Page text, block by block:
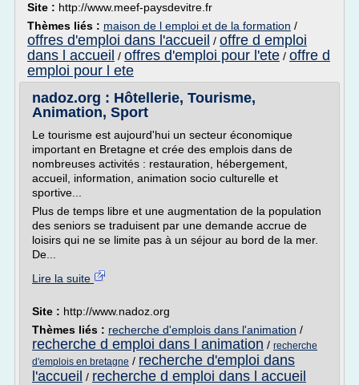
Site : http://www.meef-paysdevitre.fr
Thèmes liés : maison de l emploi et de la formation /
offres d'emploi dans l'accueil / offre d emploi
dans l accueil / offres d'emploi pour l'ete / offre d
emploi pour l ete
nadoz.org : Hôtellerie, Tourisme,
Animation, Sport
Le tourisme est aujourd'hui un secteur économique
important en Bretagne et crée des emplois dans de
nombreuses activités : restauration, hébergement,
accueil, information, animation socio culturelle et
sportive...
Plus de temps libre et une augmentation de la population
des seniors se traduisent par une demande accrue de
loisirs qui ne se limite pas à un séjour au bord de la mer.
De...
Lire la suite
Site : http://www.nadoz.org
Thèmes liés : recherche d'emplois dans l'animation /
recherche d emploi dans l animation / recherche
d'emplois en bretagne / recherche d'emploi dans
l'accueil / recherche d emploi dans l accueil